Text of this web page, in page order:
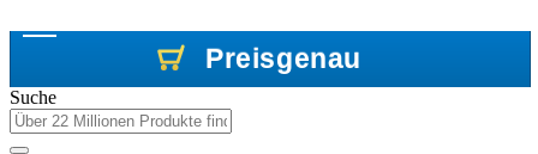
Preisgenau
Preisgenau
Preisgenau
Suche